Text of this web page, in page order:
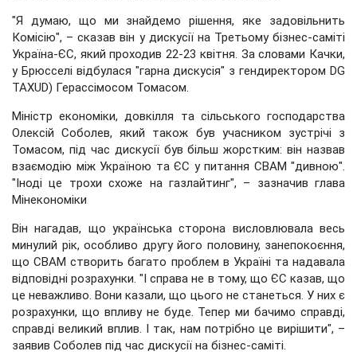
"Я думаю, що ми знайдемо рішення, яке задовільнить
Комісію", – сказав він у дискусії на Третьому бізнес-саміті
Україна-ЄС, який проходив 22-23 квітня. За словами Качки,
у Брюсселі відбулася "гарна дискусія" з гендиректором DG
TAXUD) Герассімосом Томасом.
Міністр економіки, довкілля та сільського господарства
Олексій Соболев, який також був учасником зустрічі з
Томасом, під час дискусії був більш жорстким: він назвав
взаємодію між Україною та ЄС у питання CBAM "дивною".
"Іноді це трохи схоже на газлайтинг", – зазначив глава
Мінекономіки
Він нагадав, що українська сторона висловлювала весь
минулий рік, особливо другу його половину, занепокоєння,
що CBAM створить багато проблем в Україні та надавала
відповідні розрахунки. "І справа не в тому, що ЄС казав, що
це неважливо. Вони казали, що цього не станеться. У них є
розрахунки, що впливу не буде. Тепер ми бачимо справді,
справді великий вплив. І так, нам потрібно це вирішити", –
заявив Соболев під час дискусії на бізнес-саміті.